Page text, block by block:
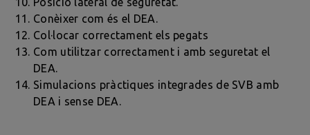
Conèixer com és el DEA.
Col·locar correctament els pegats
Com utilitzar correctament i amb seguretat el
DEA.
Simulacions pràctiques integrades de SVB amb
DEA i sense DEA.